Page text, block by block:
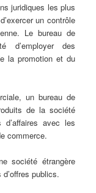
juridiques les plus
un contrôle
Le bureau de
d’employer des
la promotion et du
un bureau de
de la société
avec les
commerce.
société étrangère
publics.